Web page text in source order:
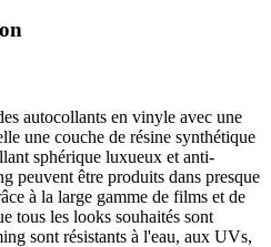
autocollants en vinyle avec une
une couche de résine synthétique
sphérique luxueux et anti-
peuvent être produits dans presque
à la large gamme de films et de
tous les looks souhaités sont
sont résistants à l'eau, aux UVs,